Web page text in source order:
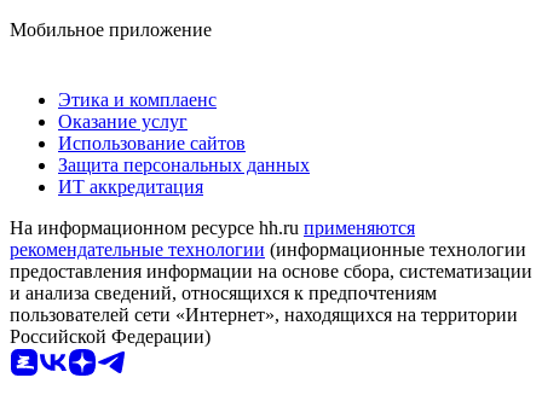
Мобильное приложение
Этика и комплаенс
Оказание услуг
Использование сайтов
Защита персональных данных
ИТ аккредитация
На информационном ресурсе hh.ru применяются
рекомендательные технологии (информационные технологии
предоставления информации на основе сбора, систематизации
и анализа сведений, относящихся к предпочтениям
пользователей сети «Интернет», находящихся на территории
Российской Федерации)